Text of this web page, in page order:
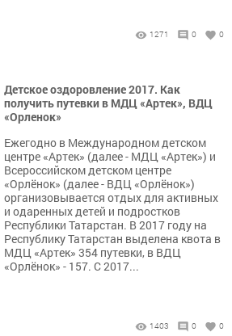
1271 0 0
Детское оздоровление 2017. Как
получить путевки в МДЦ «Артек», ВДЦ
«Орленок»
Ежегодно в Международном детском
центре «Артек» (далее - МДЦ «Артек») и
Всероссийском детском центре
«Орлёнок» (далее - ВДЦ «Орлёнок»)
организовывается отдых для активных
и одаренных детей и подростков
Республики Татарстан. В 2017 году на
Республику Татарстан выделена квота в
МДЦ «Артек» 354 путевки, в ВДЦ
«Орлёнок» - 157. С 2017...
1403 0 0